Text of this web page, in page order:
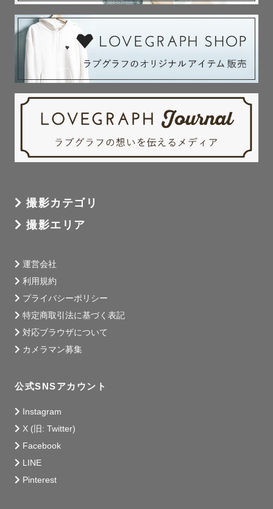
撮影カテゴリ
撮影エリア
運営会社
利用規約
プライバシーポリシー
特定商取引法に基づく表記
対応ブラウザについて
カメラマン募集
公式SNSアカウント
Instagram
X (旧: Twitter)
Facebook
LINE
Pinterest